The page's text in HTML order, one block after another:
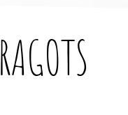
RAGOTS